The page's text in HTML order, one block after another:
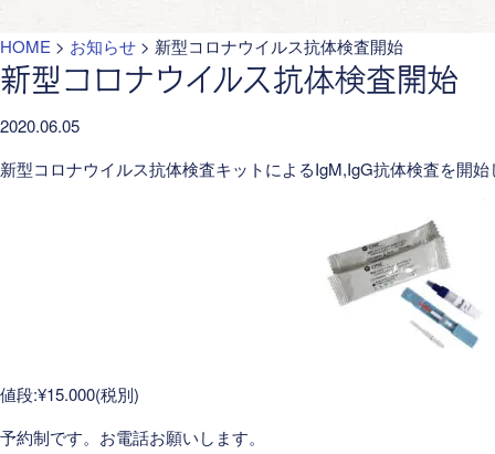
HOME > お知らせ > 新型コロナウイルス抗体検査開始
新型コロナウイルス抗体検査開始
2020.06.05
新型コロナウイルス抗体検査キットによるIgM,IgG抗体検査を開始
値段:¥15.000(税別)
予約制です。お電話お願いします。